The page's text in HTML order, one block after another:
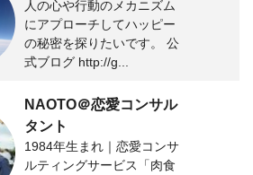
人の心や行動のメカニズム
にアプローチしてハッピー
の秘密を探りたいです。 公
式ブログ http://g...
NAOTO＠恋愛コンサル
タント
1984年生まれ｜恋愛コンサ
ルティングサービス「肉食